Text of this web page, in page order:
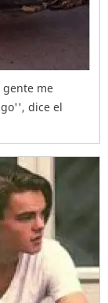
gente me
dice el